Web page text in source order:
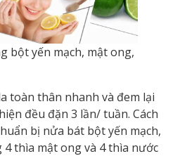
bột yến mạch, mật ong,
toàn thân nhanh và đem lại
đều đặn 3 lần/ tuần. Cách
bị nửa bát bột yến mạch,
thìa mật ong và 4 thìa nước